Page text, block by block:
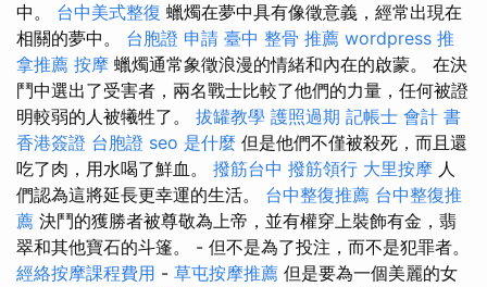
中。 台中美式整復 蠟燭在夢中具有像徵意義，經常出現在
相關的夢中。 台胞證 申請 臺中 整骨 推薦 wordpress 推
拿推薦 按摩 蠟燭通常象徵浪漫的情緒和內在的啟蒙。 在決
鬥中選出了受害者，兩名戰士比較了他們的力量，任何被證
明較弱的人被犧牲了。 拔罐教學 護照過期 記帳士 會計 書
香港簽證 台胞證 seo 是什麼 但是他們不僅被殺死，而且還
吃了肉，用水喝了鮮血。 撥筋台中 撥筋領行 大里按摩 人
們認為這將延長更幸運的生活。 台中整復推薦 台中整復推
薦 決鬥的獲勝者被尊敬為上帝，並有權穿上裝飾有金，翡
翠和其他寶石的斗篷。 - 但不是為了投注，而不是犯罪者。
經絡按摩課程費用 - 草屯按摩推薦 但是要為一個美麗的女